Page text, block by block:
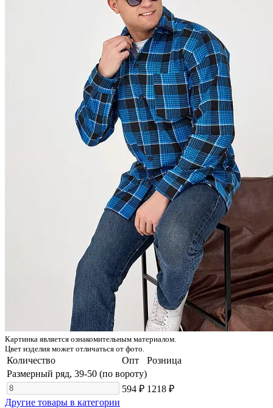
Картинка является ознакомительным материалом.
Цвет изделия может отличаться от фото.
Количество Опт
Розница
Размерный ряд, 39-50 (по вороту)
594 ₽ 1218 ₽
Другие товары в категории